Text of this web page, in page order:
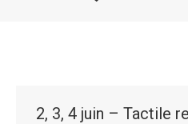
2, 3, 4 juin – Tactile